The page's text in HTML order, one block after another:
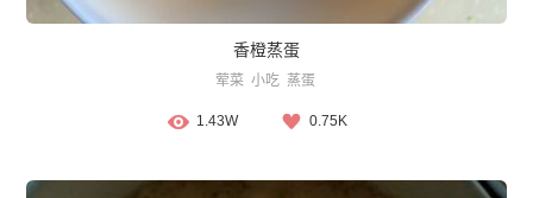
香橙蒸蛋
荤菜 小吃 蒸蛋
1.43W 0.75K